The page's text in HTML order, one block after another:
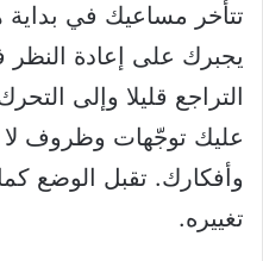
تتأخر مساعيك في بداية
يجبرك على إعادة
التراجع قليلا وإلى
عليك توجّهات وظروف لا
وأفكارك. تقبل الوضع
تغييره.